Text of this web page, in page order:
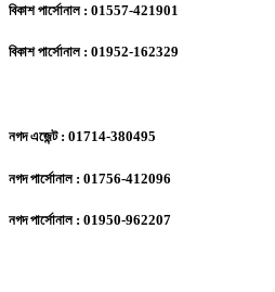
বিকাশ পার্সোনাল : 01557-421901
বিকাশ পার্সোনাল : 01952-162329
নগদ এজেন্ট : 01714-380495
নগদ পার্সোনাল : 01756-412096
নগদ পার্সোনাল : 01950-962207